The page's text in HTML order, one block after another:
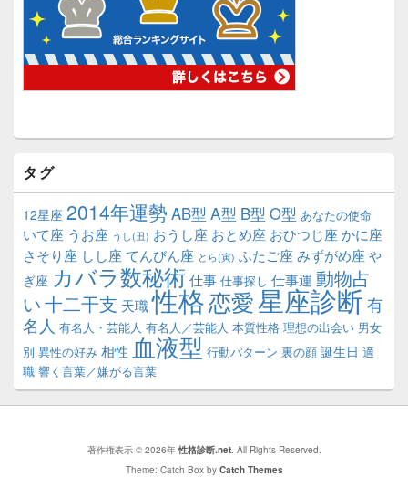
タグ
12星座 2014年運勢 AB型 A型 B型 O型 あなたの使命
いて座 うお座 うし(丑) おうし座 おとめ座 おひつじ座 かに座
さそり座 しし座 てんびん座 とら(寅) ふたご座 みずがめ座 や
ぎ座 カバラ数秘術 仕事 仕事探し 仕事運 動物占
い十二干支 天職性格恋愛星座診断有
名人 有名人・芸能人 有名人／芸能人 本質性格 理想の出会い 男女
別 異性の好み 相性 血液型 行動パターン 裏の顔 誕生日 適
職 響く言葉／嫌がる言葉
著作権表示 © 2026年 性格診断.net. All Rights Reserved.
Theme: Catch Box by Catch Themes